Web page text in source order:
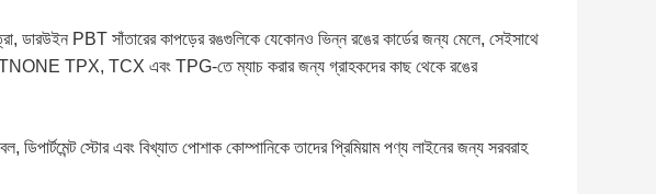
ডারউইন PBT সাঁতারের কাপড়ের রঙগুলিকে যেকোনও ভিন্ন রঙের কার্ডের জন্য মেলে, সেইসাথে
TPX, TCX এবং TPG-তে ম্যাচ করার জন্য গ্রাহকদের কাছ থেকে রঙের
ডিপার্টমেন্ট স্টোর এবং বিখ্যাত পোশাক কোম্পানিকে তাদের প্রিমিয়াম পণ্য লাইনের জন্য সরবরাহ